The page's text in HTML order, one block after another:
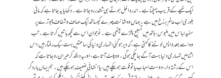
ایک خیمے کے قریب پہنچتا ہے۔ اندر داخل ہوتے ہی ششدر رہ جاتا ہے۔ دکھایا یہ جاتا ہے کہ مائی
بلوری اب عالم برزخ میں ہے۔ جہاں وہ شانت چہرے کیساتھ ایک صاف و شفاف چبوترے پر
سفید لباس میں ملبوس، ہاتھ میں تسبیح پکڑے بیٹھی ہے۔ نوجوان اس سے کچھ باتیں کرتا ہے۔ تب
وہ اسے جلد واپس لوٹنے کا کہتی ہے ،کہ دیر ہو گئی؛ تمہاری دنیا کی ساعتیں بہت سبک رفتار ہیں؛ اس
اثنا میں تمہاری دنیا بہت آگے جا چکی ہو گی۔ وہ پلٹ آتا ہے، اور یہ دیکھ کر حیران رہ جاتا ہے کہ
اس کے رشتہ دار، دوست احباب یا تو فوت ہو چکے ہیں، یا انتہائی ضعیف ہو چکے ہیں۔ہم یہاں بارِ دگر